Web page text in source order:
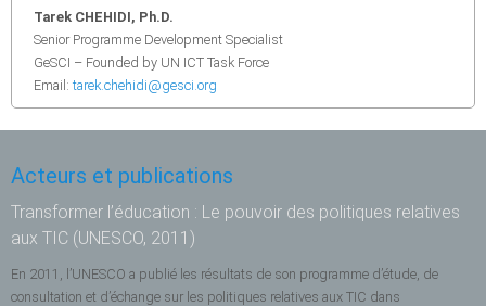
Tarek CHEHIDI, Ph.D.
Senior Programme Development Specialist
GeSCI – Founded by UN ICT Task Force
Email: tarek.chehidi@gesci.org
Acteurs et publications
Transformer l’éducation : Le pouvoir des politiques relatives
aux TIC (UNESCO, 2011)
En 2011, l’UNESCO a publié les résultats de son programme d’étude, de
consultation et d’échange sur les politiques relatives aux TIC dans